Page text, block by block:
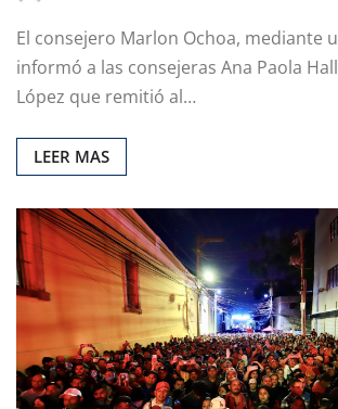
El consejero Marlon Ochoa, mediante
informó a las consejeras Ana Paola
López que remitió al…
LEER MAS